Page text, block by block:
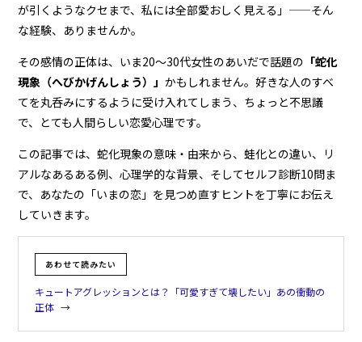
が引くようなクセまで、私には全部愛おしく見える」——そん
な経験、ありませんか。
その感情の正体は、いま20〜30代女性のあいだで話題の 「蛇化
現象（へびかげんしょう）」かもしれません。好きな人のすべ
てを丸呑みにするように受け入れてしまう、ちょっと不思議
で、とても人間らしい恋愛心理です。
この記事では、蛇化現象の意味・由来から、蛙化との違い、リ
アルなあるある例、心理学的な背景、そしてセルフ診断10問ま
で、あなたの「いまの恋」を見つめ直すヒントを丁寧にお伝え
していきます。
あわせて読みたい
キュートアグレッションとは？「可愛すぎて壊したい」あの衝動の
正体